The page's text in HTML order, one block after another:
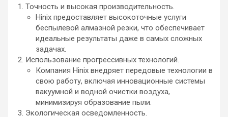
Точность и высокая производительность.
Hinix предоставляет высокоточные услуги
беспылевой алмазной резки, что обеспечивает
идеальные результаты даже в самых сложных
задачах.
Использование прогрессивных технологий.
Компания Hinix внедряет передовые технологии в
свою работу, включая инновационные системы
вакуумной и водной очистки воздуха,
минимизируя образование пыли.
Экологическая осведомленность.